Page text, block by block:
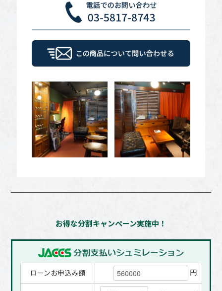
お得な分割キャンペーン実施中！
ローンお申込み額 円